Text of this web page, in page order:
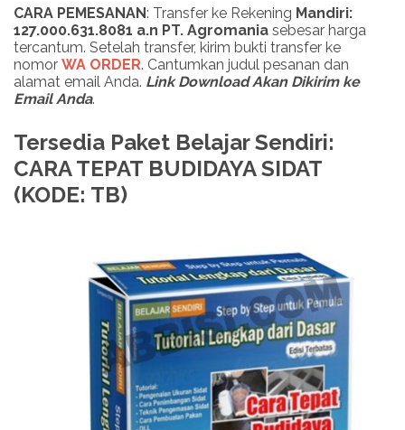
CARA PEMESANAN: Transfer ke Rekening Mandiri:
127.000.631.8081 a.n PT. Agromania sebesar harga
tercantum. Setelah transfer, kirim bukti transfer ke
nomor WA ORDER. Cantumkan judul pesanan dan
alamat email Anda. LinkDownloadAkan Dikirim ke
Email Anda.
Tersedia Paket Belajar Sendiri:
CARA TEPAT BUDIDAYA SIDAT
(KODE: TB)